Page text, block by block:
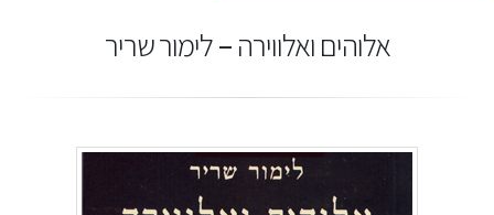
אלוהים ואלווירה – לימור שריר